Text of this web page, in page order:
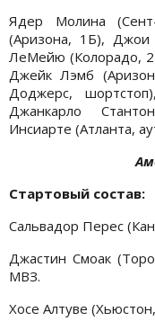
Ядер Молина
(Аризона, 1Б),
ЛеМейю (Колорадо,
Джейк Лэмб
Доджерс,
Джанкарло
Инсиарте (Атланта,
Стартовый состав:
Сальвадор Перес
Джастин Смоак
МВЗ.
Хосе Алтуве